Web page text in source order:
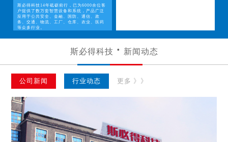
斯必得科技14年砥砺前行，已为6000余位客
户提供了数万套智慧设备和系统，产品广泛
应用于公共安全、金融、国防、通信、政
务、交通、物流、工厂、仓库、农业、医药
等众多行业。
斯必得科技 新闻动态
公司新闻 行业动态 更多 》》